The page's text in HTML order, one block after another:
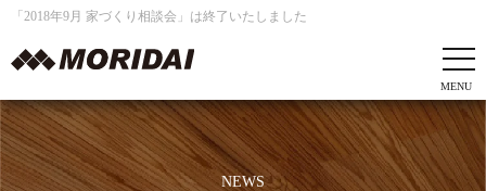
「2018年9月 家づくり相談会」は終了いたしました
NEWS